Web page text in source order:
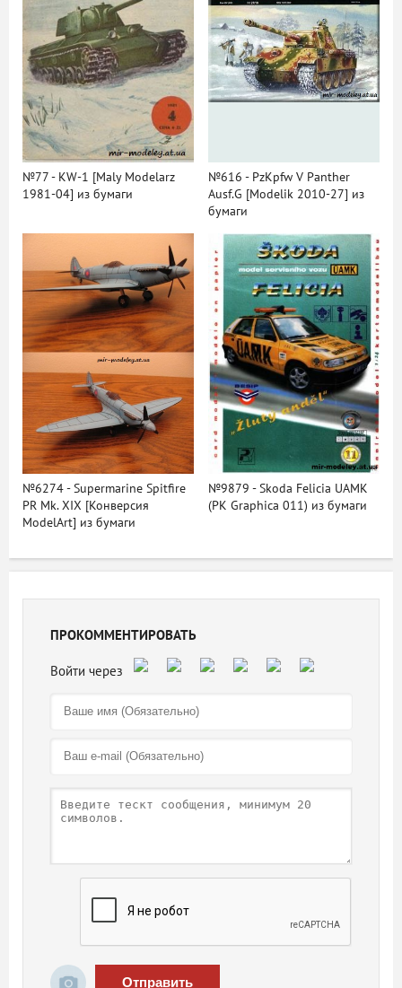
№77 - KW-1 [Maly Modelarz
1981-04] из бумаги
№616 - PzKpfw V Panther
Ausf.G [Modelik 2010-27] из
бумаги
№6274 - Supermarine Spitfire
PR Mk. XIX [Конверсия
ModelArt] из бумаги
№9879 - Skoda Felicia UAMK
(PK Graphica 011) из бумаги
ПРОКОММЕНТИРОВАТЬ
Отправить